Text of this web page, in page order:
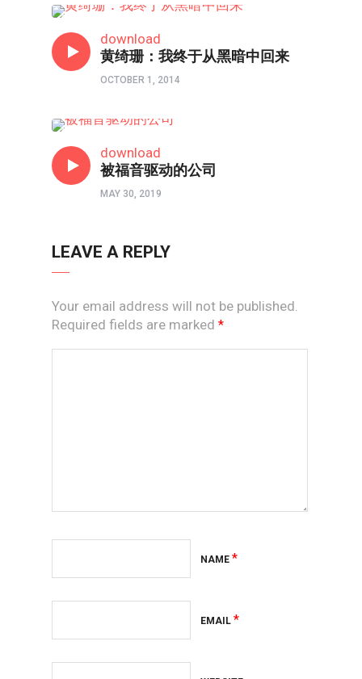
download
黄绮珊：我终于从黑暗中回来
OCTOBER 1, 2014
download
被福音驱动的公司
MAY 30, 2019
LEAVE A REPLY
Your email address will not be published.
Required fields are marked *
NAME *
EMAIL *